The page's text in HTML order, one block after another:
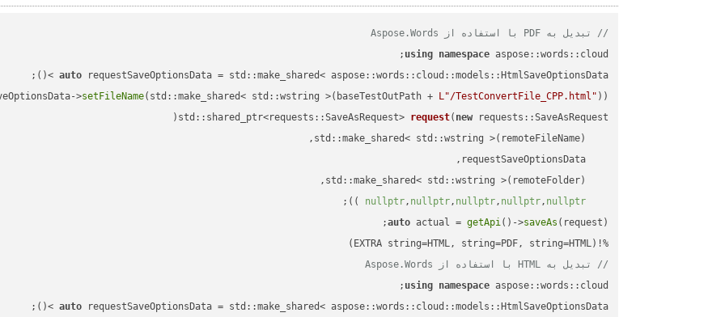
// تبدیل به PDF با استفاده از Aspose.Words
using namespace aspose::words::cloud;
auto
>setFileName(std::make_shared< std::wstring >(baseTestOutPath + L"/TestConvertFile_CPP.html" ));
std::shared_ptr<requests::SaveAsRequest> request( new
nullptr, nullptr, nullptr, nullptr, nullptr
))
;
auto actual = getApi()->saveAs
%!(EXTRA string=HTML, string=PDF, string=HTML)
// تبدیل به HTML با استفاده از Aspose.Words
using namespace aspose::words::cloud;
auto